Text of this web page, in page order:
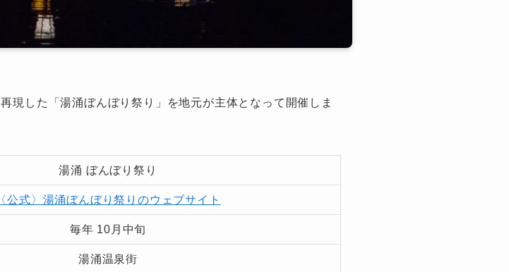
現した「湯涌ぼんぼり祭り」を地元が主体となって開催しま
湯涌 ぼんぼり祭り
〈公式〉湯涌ぼんぼり祭りのウェブサイト
毎年 10月中旬
湯涌温泉街